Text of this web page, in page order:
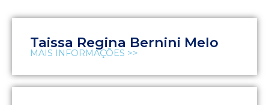
Taissa Regina Bernini Melo
MAIS INFORMAÇÕES >>